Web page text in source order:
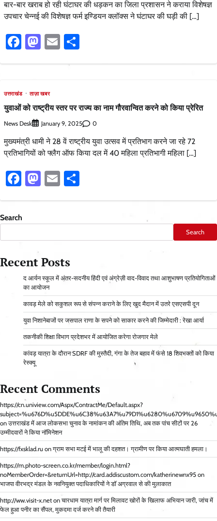
बार-बार खराब हो रही घंटाघर की धड़कन का जिला प्रशासन ने कराया विशेषज्ञ
उपचार चेन्नई की विशेषज्ञ फर्म इण्डियन क्लॉक्स ने घंटाघर की घड़ी की […]
Facebook
Mastodon
Email
उत्तराखंड ताज़ा खबर
युवाओं को राष्ट्रीय स्तर पर राज्य का नाम गौरवान्वित करने को किया प्रेरित
News Desk January 9, 2025 0
मुख्यमंत्री धामी ने 28 वें राष्ट्रीय युवा उत्सव में प्रतिभाग करने जा रहे 72
प्रतिभागियों को फ्लैग ऑफ किया दल में 40 महिला प्रतिभागी महिला […]
Facebook
Mastodon
Email
Search
Search
Recent Posts
द आर्यन स्कूल में अंतर-सदनीय हिंदी एवं अंग्रेज़ी वाद-विवाद तथा आशुभाषण प्रतियोगिताओं
का आयोजन
कावड़ मेले को सकुशल रूप से संपन्न कराने के लिए खुद मैदान में उतरे एसएसपी दून
युवा निशानेबाजों पर जसपाल राणा के सपने को साकार करने की जिम्मेदारी : रेखा आर्या
तकनीकी शिक्षा विभाग प्रदेशभर में आयोजित करेगा रोजगार मेले
कांवड़ यात्रा के दौरान SDRF की मुस्तैदी, गंगा के तेज बहाव में फंसे 18 शिवभक्तों को किया
रेस्क्यू
Recent Comments
https://cn.uniview.com/Aspx/ContractMe/Default.aspx?
onउत्तराखंड में आज लोकसभा चुनाव के नामांकन की अंतिम तिथि, अब तक पांच सीटों पर 26
उम्मीदवारों ने किया नॉमिनेशन
https://fxsklad.ru onग्राम सभा मटई में भालू की दहशत। ग्रामीण पर किया आत्मघाती हमला।
https://m.photo-screen.co.kr/member/login.html?
noMemberOrder=&returnUrl=http://card.addiscustom.com/katherinewnx95 on
भाजपा वीरभद्र मंडल के नवनियुक्त पदाधिकारियों ने डॉ अग्रवाल से की मुलाकात
http://ww.visit-x.net onचारधाम यात्रा मार्ग पर मिलावट खोरों के खिलाफ अभियान जारी, जांच में
फेल हुआ पनीर का सैंपल, मुकदमा दर्ज करने की तैयारी